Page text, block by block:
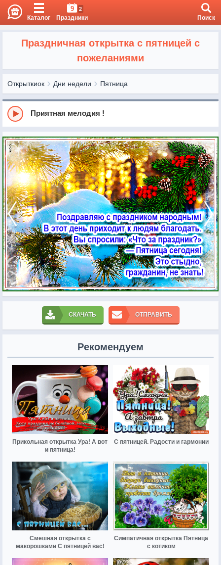
Каталог
9 2
Праздники Поиск
Праздничная открытка с пятницей с
пожеланиями
Открыткиок Дни недели Пятница
Приятная мелодия !
СКАЧАТЬ ОТПРАВИТЬ
Рекомендуем
Прикольная открытка Ура! А вот
и пятница!
С пятницей. Радости и гармонии
Смешная открытка с
макорошками С пятницей вас!
Симпатичная открытка Пятница
с котиком